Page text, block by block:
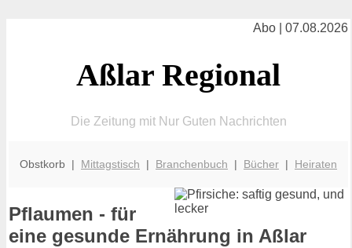
Abo | 07.08.2026
Aßlar Regional
Die Zeitung mit Nur Guten Nachrichten
Obstkorb | Mittagstisch | Branchenbuch | Bücher | Heiraten
Pflaumen - für
eine gesunde Ernährung in Aßlar